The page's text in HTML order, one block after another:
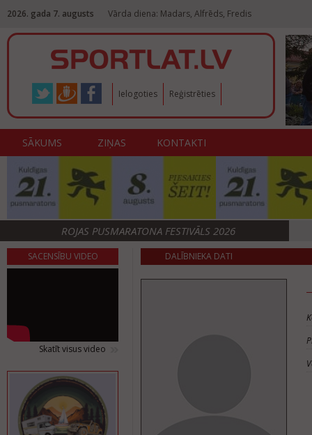
2026. gada 7. augusts Vārda diena: Madars, Alfrēds, Fredis
Ielogoties Reģistrēties
SĀKUMS ZIŅAS KONTAKTI
ROJAS PUSMARATONA FESTIVĀLS 2026
SACENSĪBU VIDEO
Skatīt visus video
DALĪBNIEKA DATI